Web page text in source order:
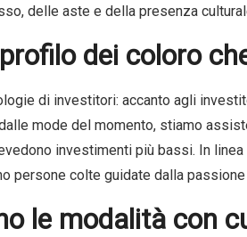
delle aste e della presenza
dei coloro
di investitori: accanto agli
mode del momento, stiamo
investimenti più bassi. In
persone colte guidate dalla
le modalità con